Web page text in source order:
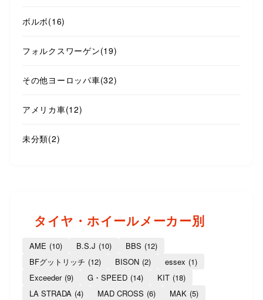
ボルボ(16)
フォルクスワーゲン(19)
その他ヨーロッパ車(32)
アメリカ車(12)
未分類(2)
タイヤ・ホイールメーカー別
AME (10) B.S.J (10) BBS (12)
BFグットリッチ (12) BISON (2) essex (1)
Exceeder (9) G・SPEED (14) KIT (18)
LA STRADA (4) MAD CROSS (6) MAK (5)